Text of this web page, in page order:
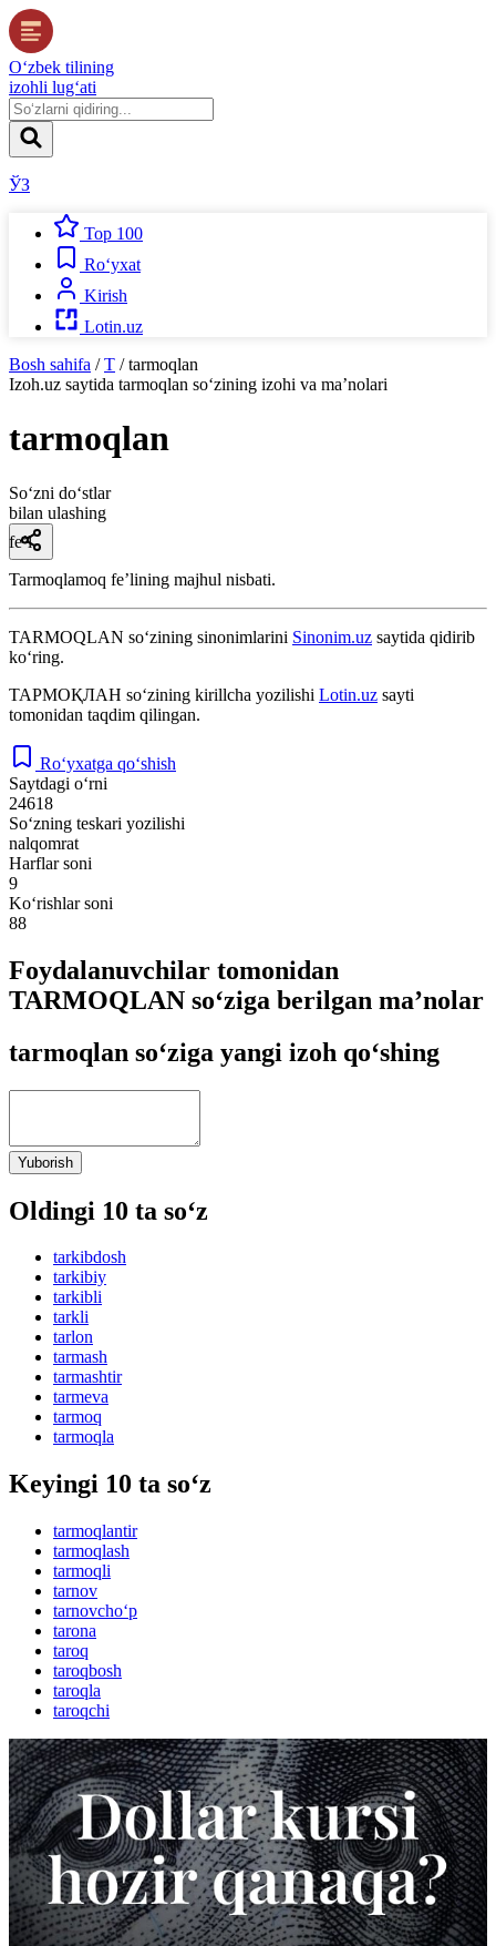
O‘zbek tilining
izohli lug‘ati
ЎЗ
Top 100
Ro‘yxat
Kirish
Lotin.uz
Bosh sahifa / T / tarmoqlan
Izoh.uz saytida tarmoqlan so‘zining izohi va ma’nolari
tarmoqlan
So‘zni do‘stlar
bilan ulashing
fe’l
Tarmoqlamoq feʼlining majhul nisbati.
TARMOQLAN so‘zining sinonimlarini Sinonim.uz saytida qidirib
ko‘ring.
ТАРМОҚЛАН so‘zining kirillcha yozilishi Lotin.uz sayti
tomonidan taqdim qilingan.
Ro‘yxatga qo‘shish
Saytdagi o‘rni
24618
So‘zning teskari yozilishi
nalqomrat
Harflar soni
9
Ko‘rishlar soni
88
Foydalanuvchilar tomonidan
TARMOQLAN so‘ziga berilgan ma’nolar
tarmoqlan so‘ziga yangi izoh qo‘shing
Yuborish
Oldingi 10 ta so‘z
tarkibdosh
tarkibiy
tarkibli
tarkli
tarlon
tarmash
tarmashtir
tarmeva
tarmoq
tarmoqla
Keyingi 10 ta so‘z
tarmoqlantir
tarmoqlash
tarmoqli
tarnov
tarnovcho‘p
tarona
taroq
taroqbosh
taroqla
taroqchi